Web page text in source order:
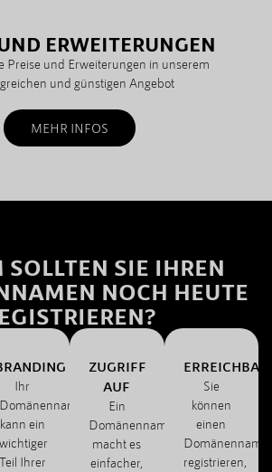
ERWEITERUNGEN
Preise und Erweiterungen in unserem
und günstigen Angebot
MEHR INFOS
SIE IHREN
NOCH HEUTE
Ihr
Domänenname
kann ein
wichtiger
Teil Ihrer
ZUGRIFF
AUF
Ein
Domänenname
macht es
einfacher,
Sie
können
einen
registrieren,